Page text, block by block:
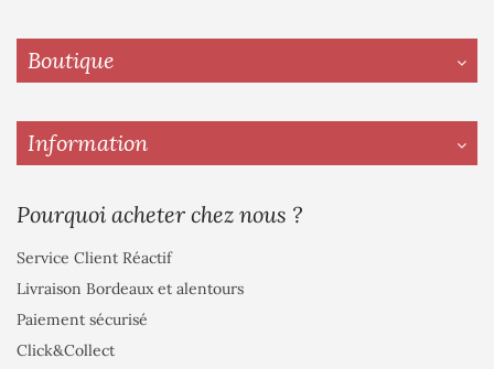
Boutique
Information
Pourquoi acheter chez nous ?
Service Client Réactif
Livraison Bordeaux et alentours
Paiement sécurisé
Click&Collect